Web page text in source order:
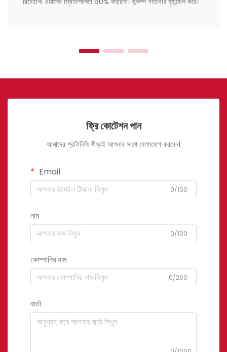
ফ্রি কোটেশন পান
আমাদের প্রতিনিধি শীঘ্রই আপনার সাথে যোগাযোগ করবেন।
Email
0/100
নাম
0/100
কোম্পানির নাম
0/200
বার্তা